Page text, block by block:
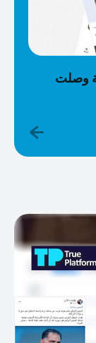
وصلت